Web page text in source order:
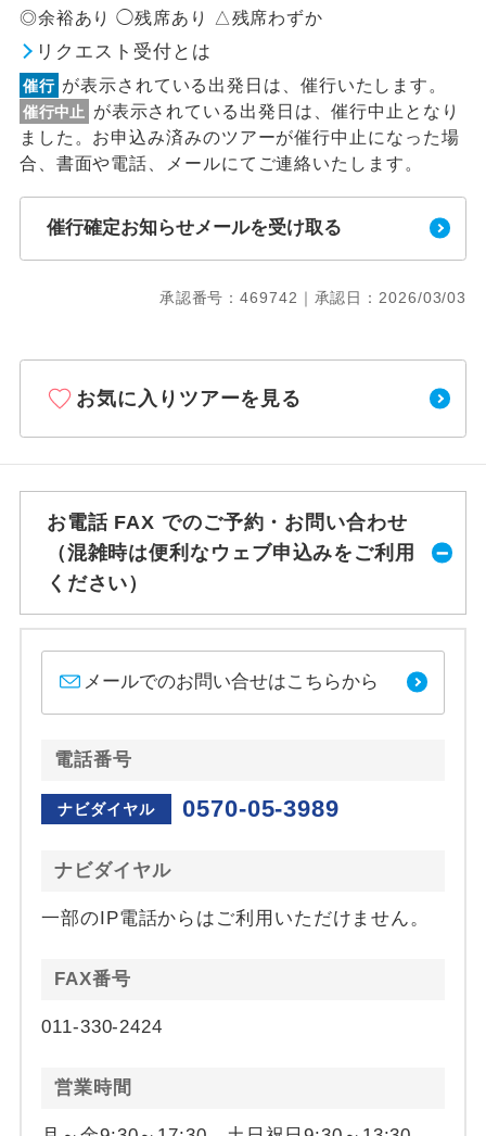
◎余裕あり ◯残席あり △残席わずか
リクエスト受付とは
催行 が表示されている出発日は、催行いたします。
催行中止
が表示されている出発日は、催行中止となり
ました。お申込み済みのツアーが催行中止になった場
合、書面や電話、メールにてご連絡いたします。
催行確定お知らせメールを受け取る
承認番号：469742｜承認日：2026/03/03
お気に入りツアーを見る
お電話 FAX でのご予約・お問い合わせ
（混雑時は便利なウェブ申込みをご利用
ください）
メールでのお問い合せはこちらから
電話番号
ナビダイヤル 0570-05-3989
ナビダイヤル
一部のIP電話からはご利用いただけません。
FAX番号
011-330-2424
営業時間